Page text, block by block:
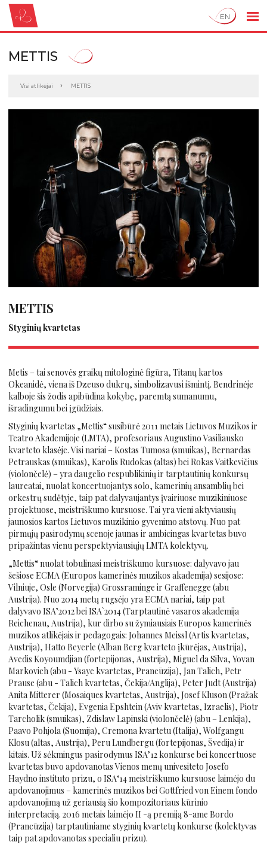
EN
METTIS
Visi atlikėjai METTIS
METTIS
Styginių kvartetas
Metis – tai senovės graikų mitologinė figūra, Titanų kartos
Okeanidė, viena iš Dzeuso dukrų, simbolizavusi išmintį. Bendrinėje
kalboje šis žodis apibūdina kokybę, paremtą sumanumu,
išradingumu bei įgūdžiais.
Styginių kvartetas „Mettis“ susibūrė 2011 metais Lietuvos Muzikos ir
Teatro Akademijoje (LMTA), profesoriaus Augustino Vasiliausko
kvarteto klasėje. Visi nariai – Kostas Tumosa (smuikas), Bernardas
Petrauskas (smuikas), Karolis Rudokas (altas) bei Rokas Vaitkevičius
(violončelė) – yra daugelio respublikinių ir tarptautinių konkursų
laureatai, nuolat koncertuojantys solo, kamerinių ansamblių bei
orkestrų sudėtyje, taip pat dalyvaujantys įvairiuose muzikiniuose
projektuose, meistriškumo kursuose. Tai yra vieni aktyviausių
jaunosios kartos Lietuvos muzikinio gyvenimo atstovų. Nuo pat
pirmųjų pasirodymų scenoje jaunas ir ambicingas kvartetas buvo
pripažintas vienu perspektyviausiųjų LMTA kolektyvų.
„Mettis“ nuolat tobulinasi meistriškumo kursuose: dalyvavo jau
šešiose ECMA (Europos kamerinės muzikos akademija) sesijose:
Vilniuje, Osle (Norvegija) Grossraminge ir Graffenegge (abu
Austrija). Nuo 2014 metų rugsėjo yra ECMA nariai, taip pat
dalyvavo ISA’2012 bei ISA`2014 (Tarptautinė vasaros akademija
Reichenau, Austrija), kur dirbo su žymiausiais Europos kamerinės
muzikos atlikėjais ir pedagogais: Johannes Meissl (Artis kvartetas,
Austrija), Hatto Beyerle (Alban Berg kvarteto įkūrėjas, Austrija),
Avedis Koyoumdjian (fortepijonas, Austrija), Miguel da Silva, Yovan
Markovich (abu - Ysaye kvartetas, Prancūzija), Jan Talich, Petr
Prause (abu - Talich kvartetas, Čekija/Anglija), Peter Judt (Austrija)
Anita Mitterer (Mosaiques kvartetas, Austrija), Josef Kluson (Pražak
kvartetas, Čekija), Evgenia Epshtein (Aviv kvartetas, Izraelis), Piotr
Tarcholik (smuikas), Zdislaw Lapinski (violončelė) (abu – Lenkija),
Paavo Pohjola (Suomija), Cremona kvartetu (Italija), Wolfgangu
Klosu (altas, Austrija), Peru Lundbergu (fortepijonas, Švedija) ir
kitais. Už sėkmingus pasirodymus ISA’12 konkurse bei koncertuose
kvartetas buvo apdovanotas Vienos menų univesiteto Josefo
Haydno instituto prizu, o ISA‘14 meistriškumo kursuose laimėjo du
apdovanojimus – kamerinės muzikos bei Gottfried von Einem fondo
apdovanojimą už geriausią šio kompozitoriaus kūrinio
interpretaciją. 2016 metais laimėjo II -ą premiją 8-ame Bordo
(Prancūzija) tarptautiniame styginių kvartetų konkurse (kolektyvas
taip pat apdovanotas specialiu prizu).